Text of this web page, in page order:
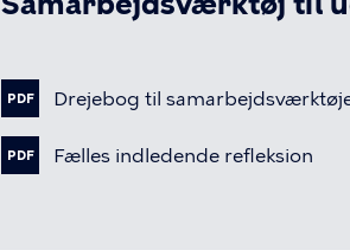
Fil
PDF Drejebog til
Fil
PDF Fælles indledende refleksion